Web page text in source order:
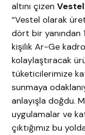
altını çizen Vestel
“Vestel olarak
dört bir yanından
kişilik Ar-Ge
kolaylaştıracak
tüketicilerimize
sunmaya
anlayışla doğdu.
uygulamalar ve
çıktığımız bu